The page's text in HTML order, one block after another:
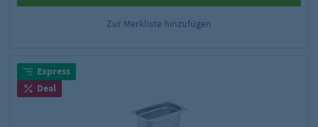
Zur Merkliste hinzufügen
Express
Deal